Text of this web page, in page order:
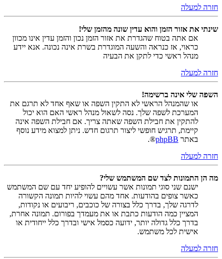
חזרה למעלה
שינתי את אזור הזמן והוא עדין שונה מהזמן שלי!
אם אתה בטוח שהגדרת את אזור הזמן נכון והזמן עדין אינו מכוון
כראוי, אז כנראה והשעה המוגדרת בשרת אינה נכונה. אנא יידע
מנהל ראשי כדי לתקן את הבעיה
חזרה למעלה
השפה שלי אינה ברשימה!
או שהמנהל הראשי לא התקין השפה או שאף אחד לא תרגם את
המערכת לשפה שלך. נסה לשאול מנהל ראשי האם הוא יכול
להתקין את חבילת השפה שאתה צריך. אם חבילת השפה אינה
קיימת, תרגיש חופשי ליצור תרגום חדש. ניתן למצוא מידע נוסף
באתר phpBB
®.
חזרה למעלה
מה הן התמונות לצד שם המשתמש שלי?
ישנם שני סוגי תמונות אשר עשויים להופיע יחד עם שם המשתמש
כאשר צופים בהודעות. אחד מהם עשוי להיות תמונה הקשורה
לדרגה שלך, בדרך כלל בצורה של כוכבים, ריבועים או נקודות,
המציין כמה הודעות כתבת או את מעמדך בפורום. תמונה אחרת,
בדרך כלל גדולה יותר, ידועה כסמל אישי ובדרך כלל ייחודית או
אישית לכל משתמש.
חזרה למעלה